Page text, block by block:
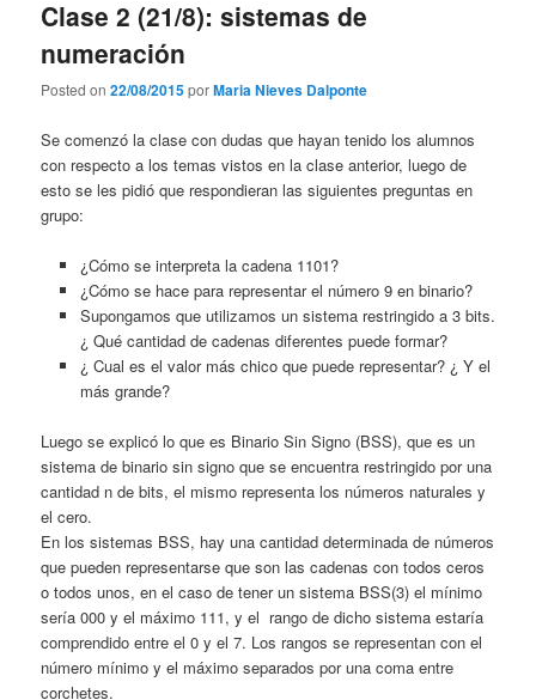
Clase 2 (21/8): sistemas de
numeración
Posted on22/08/2015porMaria Nieves Dalponte
Se comenzó la clase con dudas que hayan tenido los alumnos
con respecto a los temas vistos en la clase anterior, luego de
esto se les pidió que respondieran las siguientes preguntas en
grupo:
¿Cómo se interpreta la cadena 1101?
¿Cómo se hace para representar el número 9 en binario?
Supongamos que utilizamos un sistema restringido a 3 bits.
¿ Qué cantidad de cadenas diferentes puede formar?
¿ Cual es el valor más chico que puede representar? ¿ Y el
más grande?
Luego se explicó lo que es Binario Sin Signo (BSS), que es un
sistema de binario sin signo que se encuentra restringido por una
cantidad n de bits, el mismo representa los números naturales y
el cero.
En los sistemas BSS, hay una cantidad determinada de números
que pueden representarse que son las cadenas con todos ceros
o todos unos, en el caso de tener un sistema BSS(3) el mínimo
sería 000 y el máximo 111, y el rango de dicho sistema estaría
comprendido entre el 0 y el 7. Los rangos se representan con el
número mínimo y el máximo separados por una coma entre
corchetes.